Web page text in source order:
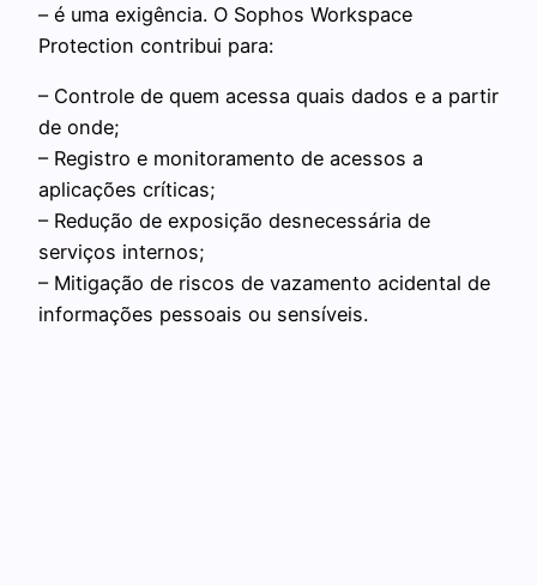
– é uma exigência. O Sophos Workspace
Protection contribui para:
– Controle de quem acessa quais dados e a partir
de onde;
– Registro e monitoramento de acessos a
aplicações críticas;
– Redução de exposição desnecessária de
serviços internos;
– Mitigação de riscos de vazamento acidental de
informações pessoais ou sensíveis.